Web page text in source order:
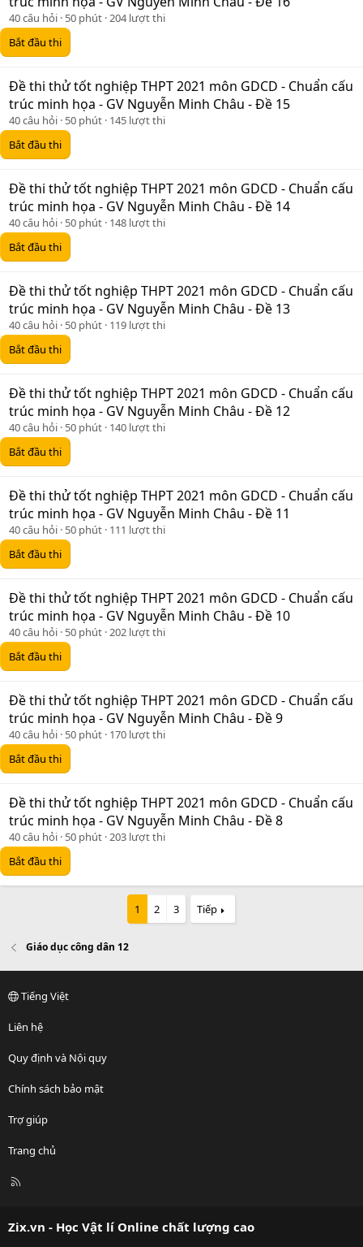
40 câu hỏi 50 phút 204 lượt thi
Bắt đầu thi
Đề thi thử tốt nghiệp THPT 2021 môn GDCD - Chuẩn cấu
trúc minh họa - GV Nguyễn Minh Châu - Đề 15
40 câu hỏi 50 phút 145 lượt thi
Bắt đầu thi
Đề thi thử tốt nghiệp THPT 2021 môn GDCD - Chuẩn cấu
trúc minh họa - GV Nguyễn Minh Châu - Đề 14
40 câu hỏi 50 phút 148 lượt thi
Bắt đầu thi
Đề thi thử tốt nghiệp THPT 2021 môn GDCD - Chuẩn cấu
trúc minh họa - GV Nguyễn Minh Châu - Đề 13
40 câu hỏi 50 phút 119 lượt thi
Bắt đầu thi
Đề thi thử tốt nghiệp THPT 2021 môn GDCD - Chuẩn cấu
trúc minh họa - GV Nguyễn Minh Châu - Đề 12
40 câu hỏi 50 phút 140 lượt thi
Bắt đầu thi
Đề thi thử tốt nghiệp THPT 2021 môn GDCD - Chuẩn cấu
trúc minh họa - GV Nguyễn Minh Châu - Đề 11
40 câu hỏi 50 phút 111 lượt thi
Bắt đầu thi
Đề thi thử tốt nghiệp THPT 2021 môn GDCD - Chuẩn cấu
trúc minh họa - GV Nguyễn Minh Châu - Đề 10
40 câu hỏi 50 phút 202 lượt thi
Bắt đầu thi
Đề thi thử tốt nghiệp THPT 2021 môn GDCD - Chuẩn cấu
trúc minh họa - GV Nguyễn Minh Châu - Đề 9
40 câu hỏi 50 phút 170 lượt thi
Bắt đầu thi
Đề thi thử tốt nghiệp THPT 2021 môn GDCD - Chuẩn cấu
trúc minh họa - GV Nguyễn Minh Châu - Đề 8
40 câu hỏi 50 phút 203 lượt thi
Bắt đầu thi
1 2 3 Tiếp
Giáo dục công dân 12
Tiếng Việt
Liên hệ
Quy định và Nội quy
Chính sách bảo mật
Trợ giúp
Trang chủ
R
Zix.vn - Học Vật lí Online chất lượng cao